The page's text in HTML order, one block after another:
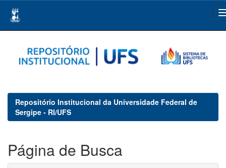
navigation
Repositório Institucional da Universidade Federal de
Sergipe - RI/UFS
Página de Busca